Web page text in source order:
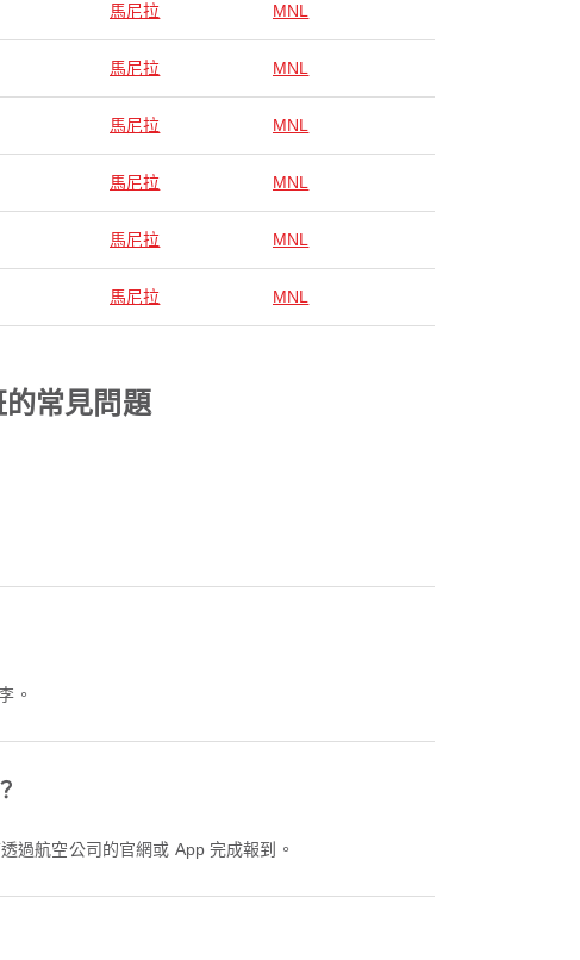
馬尼拉 MNL
馬尼拉 MNL
馬尼拉 MNL
馬尼拉 MNL
馬尼拉 MNL
馬尼拉 MNL
常見問題
。
過航空公司的官網或 App 完成報到。